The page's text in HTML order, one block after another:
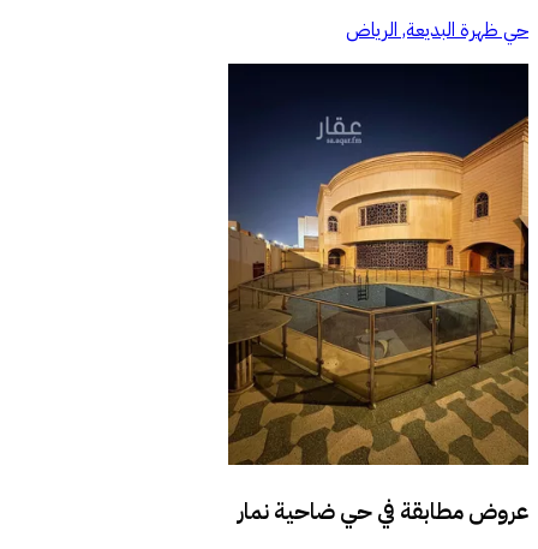
حي ظهرة البديعة, الرياض
عروض مطابقة فيحي ضاحية نمار